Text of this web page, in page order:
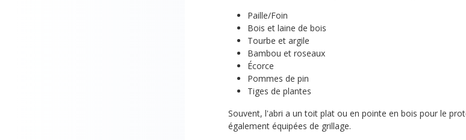
Paille/Foin
Bois et laine de bois
Tourbe et argile
Bambou et roseaux
Écorce
Pommes de pin
Tiges de plantes
Souvent, l'abri a un toit plat ou en pointe en bois pour le
également équipées de grillage.